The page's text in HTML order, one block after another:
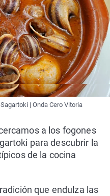
| Onda Cero Vitoria
a los fogones
para descubrir la
de la cocina
que endulza las